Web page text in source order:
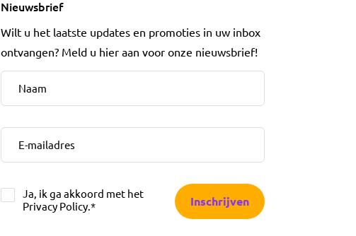
Nieuwsbrief
Wilt u het laatste updates en promoties in uw inbox
ontvangen? Meld u hier aan voor onze nieuwsbrief!
Naam*
E-mailadres*
Ja, ik ga akkoord met het
Privacy Policy.* Inschrijven